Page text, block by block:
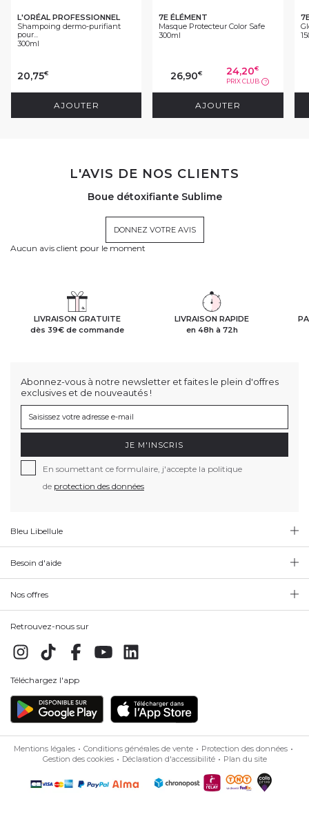
L'ORÉAL PROFESSIONNEL
Shampoing dermo-purifiant
pour...
300ml
20,75€
AJOUTER
7E ÉLÉMENT
Masque Protecteur Color Safe
300ml
26,90€ 24,20€
PRIX CLUB ?
AJOUTER
L'AVIS DE NOS CLIENTS
Boue détoxifiante Sublime
DONNEZ VOTRE AVIS
Aucun avis client pour le moment
LIVRAISON GRATUITE
dès 39€ de commande
LIVRAISON RAPIDE
en 48h à 72h
Abonnez-vous à notre newsletter et faites le plein d'offres
exclusives et de nouveautés !
JE M'INSCRIS
En soumettant ce formulaire, j'accepte la politique
de protection des données
Bleu Libellule
Besoin d'aide
Nos offres
Retrouvez-nous sur
Téléchargez l'app
Mentions légales Conditions générales de vente
Protection des données
Gestion des cookies
Déclaration d'accessibilité Plan du site